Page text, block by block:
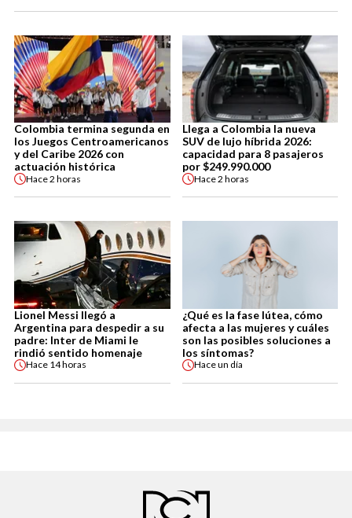
Colombia termina segunda en
los Juegos Centroamericanos
y del Caribe 2026 con
actuación histórica
Hace2 horas
Llega a Colombia la nueva
SUV de lujo híbrida 2026:
capacidad para 8 pasajeros
por $249.990.000
Hace2 horas
Lionel Messi llegó a
Argentina para despedir a su
padre: Inter de Miami le
rindió sentido homenaje
Hace 14 horas
¿Qué es la fase lútea, cómo
afecta a las mujeres y cuáles
son las posibles soluciones a
los síntomas?
Haceun día